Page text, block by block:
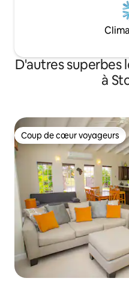
D'autres superbes
à
Coup de cœur voyageurs
Coup de cœur voyageurs